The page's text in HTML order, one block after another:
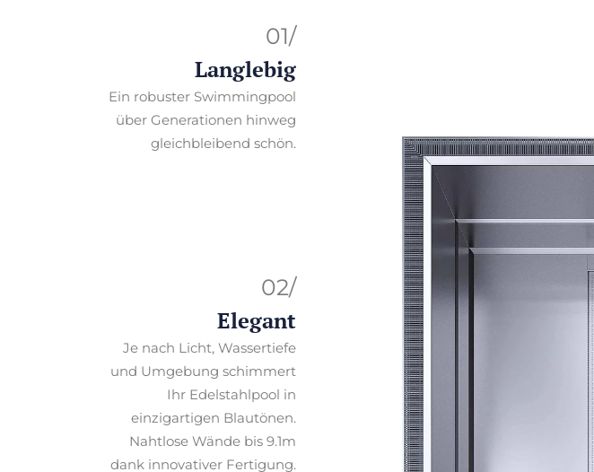
01/
Langlebig
Ein robuster Swimmingpool
über Generationen hinweg
gleichbleibend schön.
02/
Elegant
Je nach Licht, Wassertiefe
und Umgebung schimmert
Ihr Edelstahlpool in
einzigartigen Blautönen.
Nahtlose Wände bis 9.1m
dank innovativer Fertigung.